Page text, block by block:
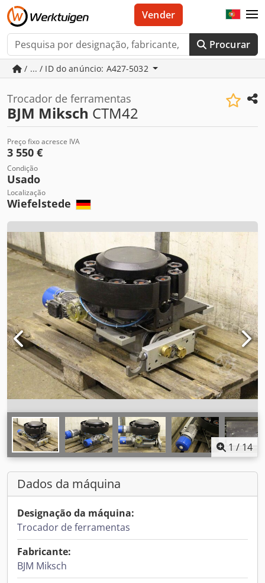
Procurar
Vender
/ ... / ID do anúncio: A427-5032
Trocador de ferramentas
BJM Miksch CTM42
Preço fixo acresce IVA
3 550 €
Condição
Usado
Localização
Wiefelstede
1 / 14
Dados da máquina
Designação da máquina:
Trocador de ferramentas
Fabricante:
BJM Miksch